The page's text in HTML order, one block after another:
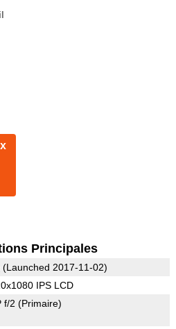
Principales
(Launched 2017-11-02)
IPS LCD
f/2 (Primaire)